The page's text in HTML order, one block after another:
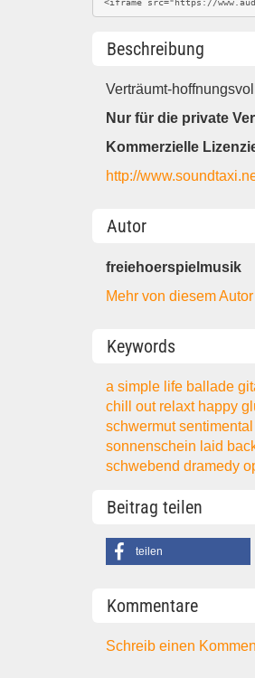
Beschreibung
Verträumt-
Nur für die private
Kommerzielle
http://
Autor
freiehoerspielmusik
Mehr von diesem Autor
Keywords
a simple life ballade
chill out relaxt happy
schwermutsentimental
sonnenschein laid
schwebenddramedy
Beitrag teilen
teilen
Kommentare
Schreib einen